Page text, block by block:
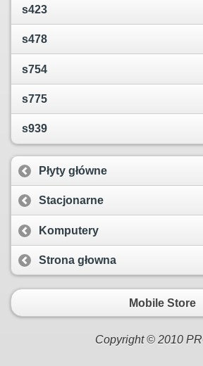
s423
s478
s754
s775
s939
Płyty główne
Stacjonarne
Komputery
Strona głowna
Mobile Store
Copyright © 2010